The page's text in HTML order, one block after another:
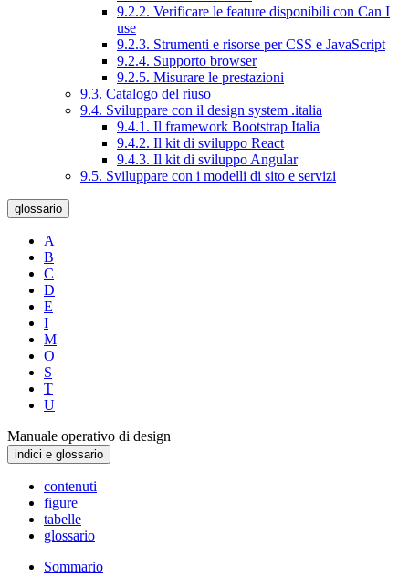
9.2.2. Verificare le feature disponibili con Can I
use
9.2.3. Strumenti e risorse per CSS e JavaScript
9.2.4. Supporto browser
9.2.5. Misurare le prestazioni
9.3. Catalogo del riuso
9.4. Sviluppare con il design system .italia
9.4.1. Il framework Bootstrap Italia
9.4.2. Il kit di sviluppo React
9.4.3. Il kit di sviluppo Angular
9.5. Sviluppare con i modelli di sito e servizi
glossario
A
B
C
D
E
I
M
O
S
T
U
Manuale operativo di design
indici e glossario
contenuti
figure
tabelle
glossario
Sommario